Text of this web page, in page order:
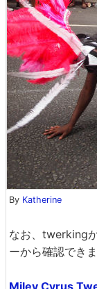
By Katherine
なお、twerking
ーから確認できま
Miley Cyrus